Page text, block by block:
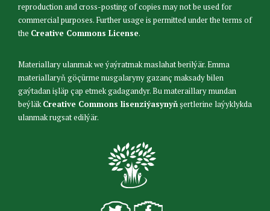
reproduction and cross-posting of copies may not be used for
commercial purposes. Further usage is permitted under the terms of
the Creative Commons License.
Materiallary ulanmak we ýaýratmak maslahat berilýär. Emma
materiallaryň göçürme nusgalaryny gazanç maksady bilen
gaýtadan işläp çap etmek gadagandyr. Bu materaillary mundan
beýläkCreative Commons lisenziýasynyňşertlerine laýyklykda
ulanmak rugsat edilýär.